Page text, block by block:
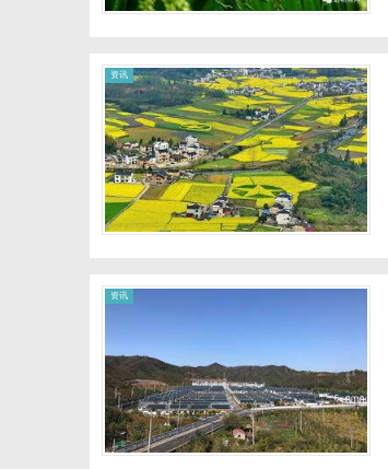
资讯
资讯